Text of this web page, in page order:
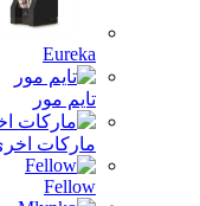
Eureka
تايم مور
ماركات
Fellow